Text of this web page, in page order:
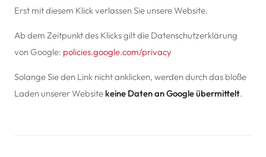
Erst mit diesem Klick verlassen Sie unsere Website.
Ab dem Zeitpunkt des Klicks gilt die Datenschutzerklärung
von Google: policies.google.com/privacy
Solange Sie den Link nicht anklicken, werden durch das bloße
Laden unserer Website keine Daten an Google übermittelt.